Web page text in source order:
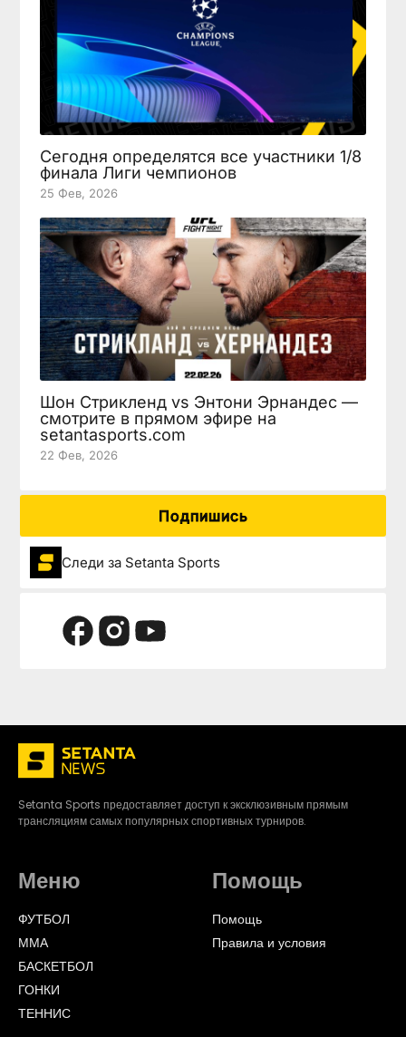
Сегодня определятся все участники 1/8
финала Лиги чемпионов
25 Фев, 2026
Шон Стрикленд vs Энтони Эрнандес —
смотрите в прямом эфире на
setantasports.com
22 Фев, 2026
Подпишись
Следи за Setanta Sports
Setanta Sports предоставляет доступ к эксклюзивным прямым
трансляциям самых популярных спортивных турниров.
Меню
ФУТБОЛ
ММА
БАСКЕТБОЛ
ГОНКИ
ТЕННИС
Помощь
Помощь
Правила и условия